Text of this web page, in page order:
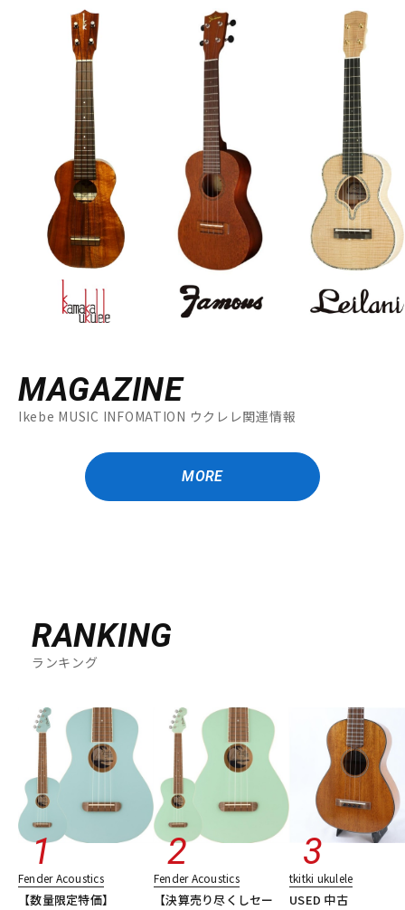
MAGAZINE
Ikebe MUSIC INFOMATION ウクレレ関連情報
MORE
RANKING
ランキング
Fender Acoustics
【数量限定特価】
Fender Acoustics
【決算売り尽くしセー
tkitki ukulele
USED 中古